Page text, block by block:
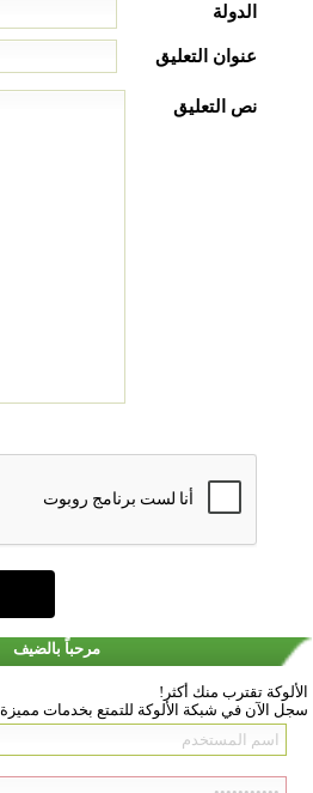
الدولة
عنوان التعليق
نص التعليق
مرحباً بالضيف
الألوكة تقترب منك أكثر!
سجل الآن في شبكة الألوكة للتمتع بخدمات مميزة.